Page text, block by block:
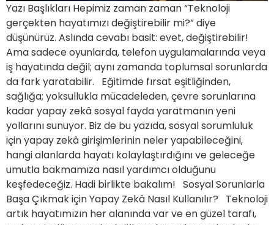
Yazı Başlıkları Hepimiz zaman zaman “Teknoloji
gerçekten hayatımızı değiştirebilir mi?” diye
düşünürüz. Aslında cevabı basit: evet, değiştirebilir!
Ama sadece oyunlarda, telefon uygulamalarında veya
iş hayatında değil; aynı zamanda toplumsal sorunlarda
da fark yaratabilir. Eğitimde fırsat eşitliğinden,
sağlığa; yoksullukla mücadeleden, çevre sorunlarına
kadar yapay zekâ sosyal fayda yaratmanın yeni
yollarını sunuyor. Biz de bu yazıda, sosyal sorumluluk
için yapay zekâ girişimlerinin neler yapabileceğini,
hangi alanlarda hayatı kolaylaştırdığını ve geleceğe
umutla bakmamıza nasıl yardımcı olduğunu
keşfedeceğiz. Hadi birlikte bakalım! Sosyal Sorunlarla
Başa Çıkmak için Yapay Zekâ Nasıl Kullanılır? Teknoloji
artık hayatımızın her alanında var ve en güzel tarafı,